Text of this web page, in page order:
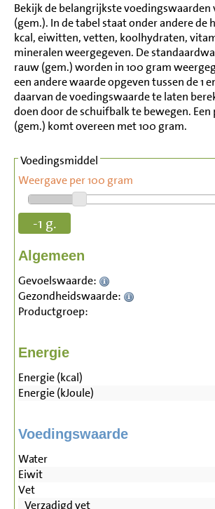
Bekijk de belangrijkste voedingswaarden
(gem.). In de tabel staat onder andere de
kcal, eiwitten, vetten, koolhydraten,
mineralen weergegeven. De
rauw (gem.) worden in 100 gram
een andere waarde opgeven tussen de 1
daarvan de voedingswaarde te laten
doen door de schuifbalk te bewegen.
(gem.) komt overeen met 100 gram.
Voedingsmiddel
Weergave per 100 gram
-1 g.
Algemeen
Gevoelswaarde:
Gezondheidswaarde:
Productgroep:
Energie
Energie (kcal)
Energie (kJoule)
Voedingswaarde
Water
Eiwit
Vet
Verzadigd vet